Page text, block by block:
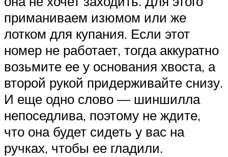
приманиваем изюмом или же
лотком для купания. Если этот
номер не работает, тогда аккуратно
возьмите ее у основания хвоста, а
второй рукой придерживайте снизу.
И еще одно слово — шиншилла
непоседлива, поэтому не ждите,
что она будет сидеть у вас на
ручках, чтобы ее гладили.